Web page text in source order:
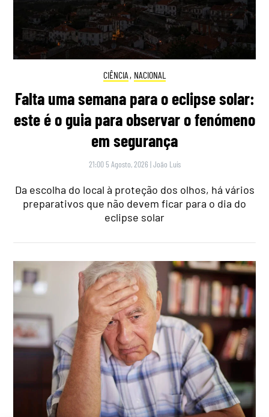
CIÊNCIA , NACIONAL
Falta uma semana para o eclipse solar:
este é o guia para observar o fenómeno
em segurança
21:00 5 Agosto, 2026 |João Luís
Da escolha do local à proteção dos olhos, há vários
preparativos que não devem ficar para o dia do
eclipse solar